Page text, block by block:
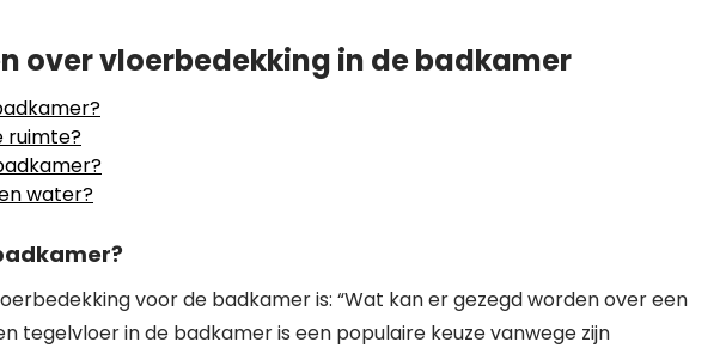
over vloerbedekking in de badkamer
ruimte?
water?
voor de badkamer is: “Wat kan er gezegd worden over een
tegelvloer in de badkamer is een populaire keuze vanwege zijn